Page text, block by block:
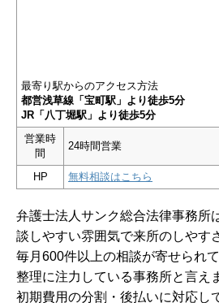
最寄り駅からのアクセス方法
都営浅草線「宝町駅」より徒歩5分
JR「八丁堀駅」より徒歩5分
営業時
間
24時間営業
HP 無料相談はこちら
弁護士法人サンク総合法律事務所
談しやすい雰囲気で来所のしやす
毎月600件以上の相談が寄せられ
整理に注力している事務所と言え
初期費用の分割・後払いに対応し